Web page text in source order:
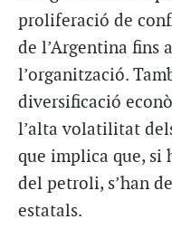
proliferació de
de l’Argentina fins
l’organització.
diversificació
l’alta volatilitat
que implica que, si
del petroli, s’han
estatals.